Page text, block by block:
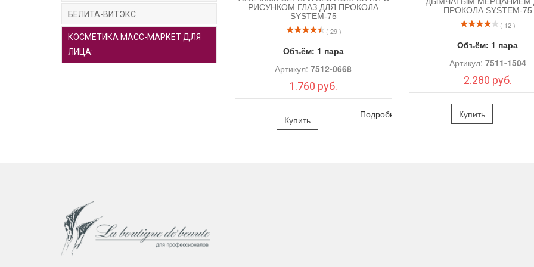
БЕЛИТА-ВИТЭКС
КОСМЕТИКА МАСС-МАРКЕТ ДЛЯ
ЛИЦА:
РИСУНКОМ ГЛАЗ ДЛЯ ПРОКОЛА
SYSTEM-75
( 29 )
Объём: 1 пара
Артикул:7512-0668
1.760 руб.
Купить Подробно
ПРОКОЛА SYSTEM-75
( 12 )
Объём: 1 пара
Артикул: 7511-1504
2.280 руб.
Купить